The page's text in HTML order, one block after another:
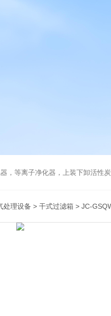
净化器，上装下卸活性炭吸附箱，打磨除尘
处理设备 > 干式过滤箱 > JC-